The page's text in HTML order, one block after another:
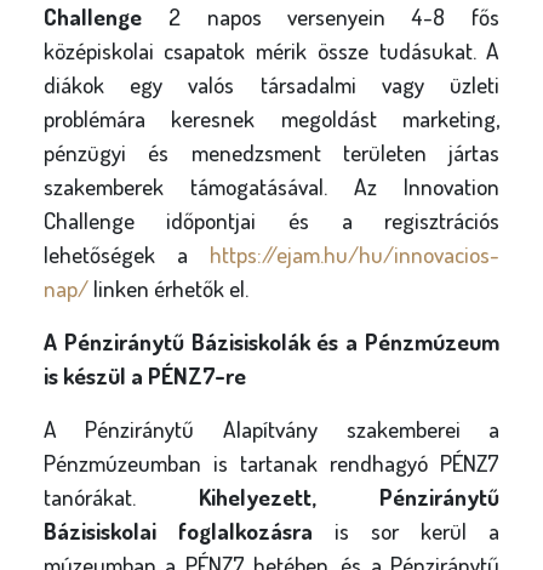
Challenge2 napos versenyein 4-8 fős
középiskolai csapatok mérik össze tudásukat. A
diákok egy valós társadalmi vagy üzleti
problémára keresnek megoldást marketing,
pénzügyi és menedzsment területen jártas
szakemberek támogatásával. Az Innovation
Challenge időpontjai és a regisztrációs
lehetőségek a https://ejam.hu/hu/innovacios-
nap/linken érhetők el.
A Pénziránytű Bázisiskolák és a Pénzmúzeum
is készül a PÉNZ7-re
A Pénziránytű Alapítvány szakemberei a
Pénzmúzeumban is tartanak rendhagyó PÉNZ7
tanórákat. Kihelyezett, Pénziránytű
Bázisiskolai foglalkozásra is sor kerül a